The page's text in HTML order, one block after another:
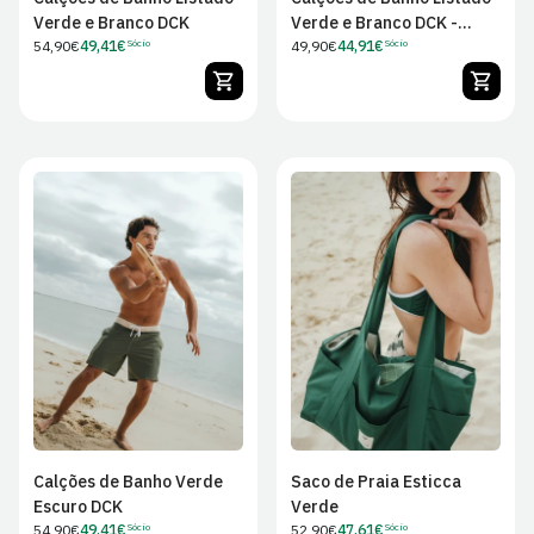
Verde e Branco DCK
Preço
54,90€Preço
49,41€ Sócio
Verde e Branco DCK -
Criança
Preço
49,90€Preço
44,91€ Sócio
26 28 30 31
32 33 34 36
Calções de Banho Verde
Escuro DCK
Preço
54,90€49,41€ Sócio
Saco de Praia Esticca
Verde
Preço
52,90€47,61€ Sócio